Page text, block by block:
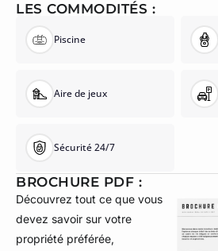
LES COMMODITÉS :
Piscine
Aire de jeux
Sécurité 24/7
BROCHURE PDF :
Découvrez tout ce que vous
devez savoir sur votre
propriété préférée,